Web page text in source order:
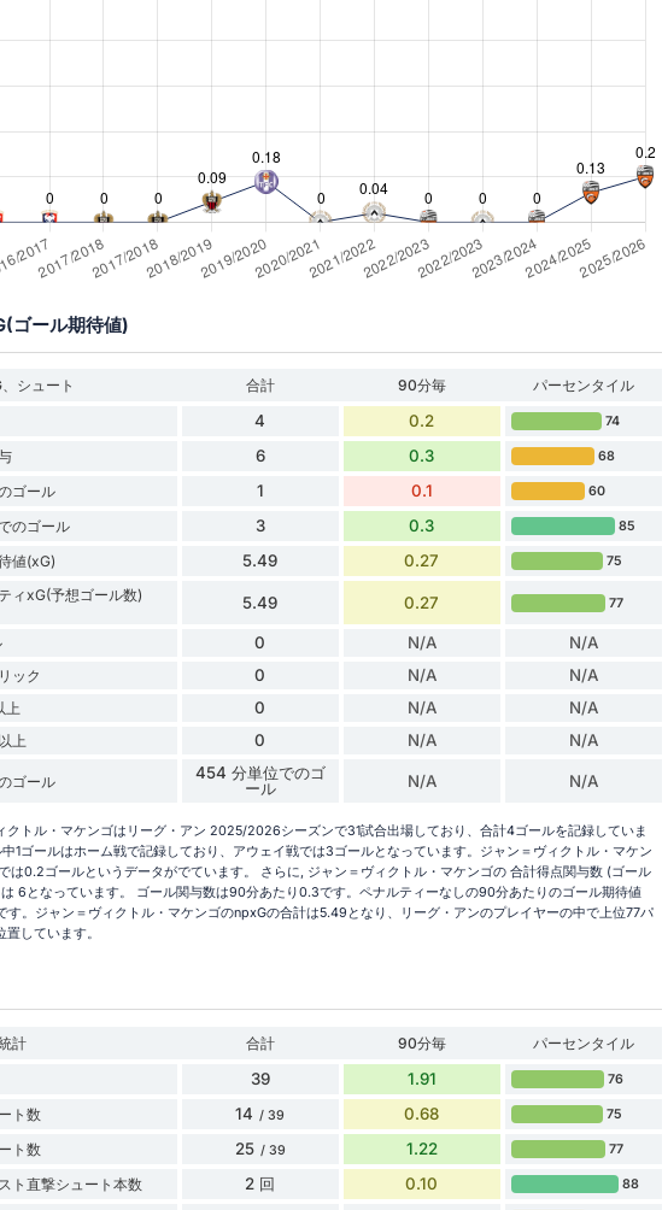
ゴール期待値)
シュート 合計 90分毎
パーセンタイル
4 0.2 74
6 0.3 68
ゴール 1 0.1 60
のゴール 3 0.3 85
値(xG) 5.49 0.27 75
ィxG(予想ゴール数)
5.49 0.27 77
0 N/A N/A
ック 0 N/A N/A
上 0 N/A N/A
上 0 N/A N/A
ゴール
454 分単位でのゴ
ール
N/A N/A
クトル・マケンゴはリーグ・アン 2025/2026シーズンで31試合出場しており、合計4ゴールを記録していま
1ゴールはホーム戦で記録しており、アウェイ戦では3ゴールとなっています。ジャン＝ヴィクトル・マケン
は0.2ゴールというデータがでています。 さらに, ジャン＝ヴィクトル・マケンゴの 合計得点関与数 (ゴール
6となっています。 ゴール関与数は90分あたり0.3です。ペナルティーなしの90分あたりのゴール期待値
す。ジャン＝ヴィクトル・マケンゴのnpxGの合計は5.49となり、リーグ・アンのプレイヤーの中で上位77パ
置しています。
計 合計 90分毎
パーセンタイル
39 1.91 76
ト数 14 / 39 0.68 75
ト数 25 / 39 1.22 77
ト直撃シュート本数 2 回 0.10 88